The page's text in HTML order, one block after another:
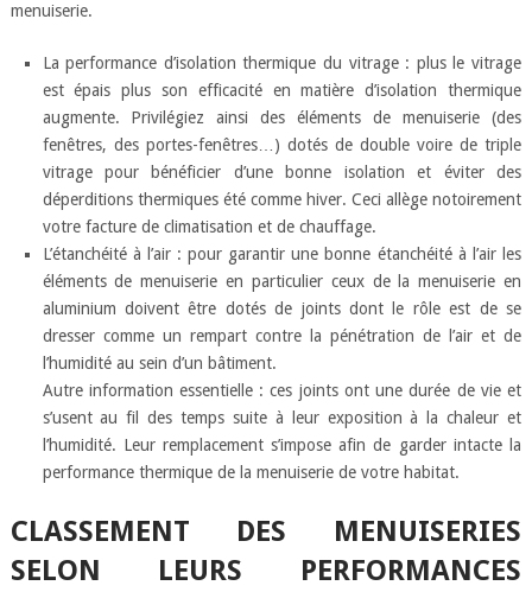
menuiserie.
La performance d’isolation thermique du vitrage : plus le vitrage
est épais plus son efficacité en matière d’isolation thermique
augmente. Privilégiez ainsi des éléments de menuiserie (des
fenêtres, des portes-fenêtres…) dotés de double voire de triple
vitrage pour bénéficier d’une bonne isolation et éviter des
déperditions thermiques été comme hiver. Ceci allège notoirement
votre facture de climatisation et de chauffage.
L’étanchéité à l’air : pour garantir une bonne étanchéité à l’air les
éléments de menuiserie en particulier ceux de la menuiserie en
aluminium doivent être dotés de joints dont le rôle est de se
dresser comme un rempart contre la pénétration de l’air et de
l’humidité au sein d’un bâtiment.
Autre information essentielle : ces joints ont une durée de vie et
s’usent au fil des temps suite à leur exposition à la chaleur et
l’humidité. Leur remplacement s’impose afin de garder intacte la
performance thermique de la menuiserie de votre habitat.
CLASSEMENT DES MENUISERIES
SELON LEURS PERFORMANCES